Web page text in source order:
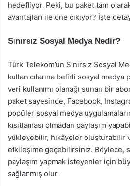
hedefliyor. Peki, bu paket tam
avantajları ile öne çıkıyor? İşte
Sınırsız Sosyal Medya Nedir?
Türk Telekom’un Sınırsız Sosyal
kullanıcılarına belirli sosyal medya
veri kullanımı olanağı sunan bir
paket sayesinde, Facebook,
popüler sosyal medya
kısıtlaması olmadan paylaşım
yükleyebilir, hikâyeler oluşturabilir
etkileşime geçebilirsiniz. Böylece,
paylaşım yapmak isteyenler için
sağlanmış olur.